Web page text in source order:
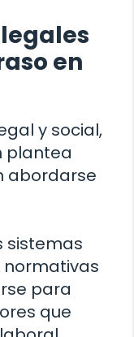
en
y social,
plantea
abordarse
sistemas
normativas
para
que